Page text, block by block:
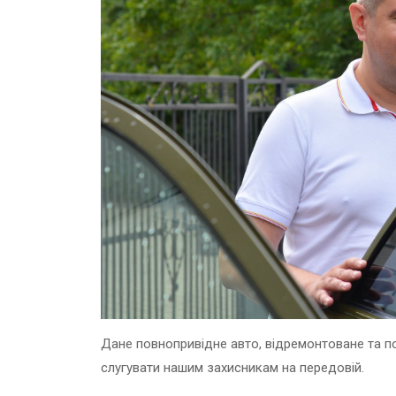
Дане повнопривідне авто, відремонтоване та
слугувати нашим захисникам на передовій.